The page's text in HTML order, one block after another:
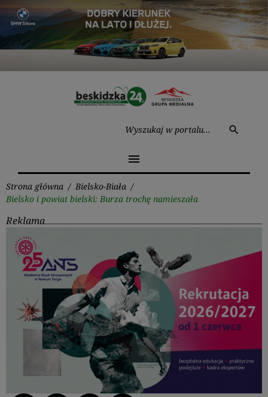
Przejdź
treści
search
menu
Strona główna / Bielsko-Biała /
Bielsko i powiat bielski: Burza trochę namieszała
Reklama